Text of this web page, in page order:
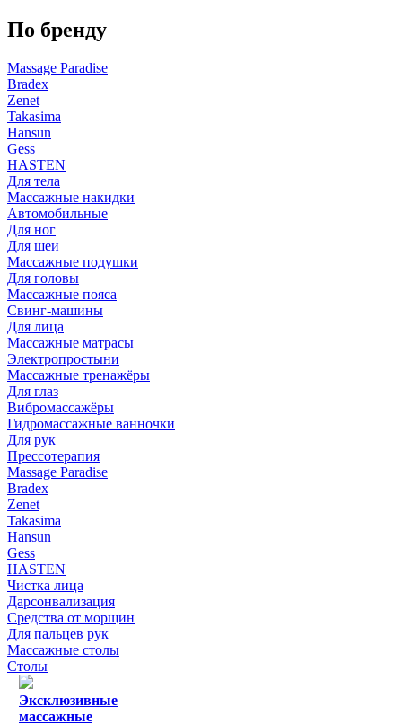
По бренду
Massage Paradise
Bradex
Zenet
Takasima
Hansun
Gess
HASTEN
Для тела
Массажные накидки
Автомобильные
Для ног
Для шеи
Массажные подушки
Для головы
Массажные пояса
Свинг-машины
Для лица
Массажные матрасы
Электропростыни
Массажные тренажёры
Для глаз
Вибромассажёры
Гидромассажные ванночки
Для рук
Прессотерапия
Massage Paradise
Bradex
Zenet
Takasima
Hansun
Gess
HASTEN
Чистка лица
Дарсонвализация
Средства от морщин
Для пальцев рук
Массажные столы
Столы
Эксклюзивные
массажные